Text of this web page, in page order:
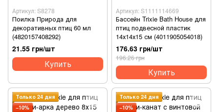
Артикул: S8278
Поилка Природа для
декоративных птиц 60 мл
(4820157408292)
21.55 грн/шт
Купить
Артикул: S1111114669
Бассейн Trixie Bath House для
птиц подвесной пластик
14х14х15 см (4011905054018)
176.63 грн/шт
196.26 грн
Купить
Только 24 дня
−10%
Только 24 дня
−10%